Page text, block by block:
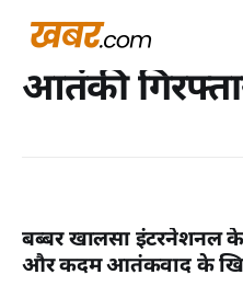
आतंकी
बब्बर खालसा इंटरनेशनल
और कदम आतंकवाद के